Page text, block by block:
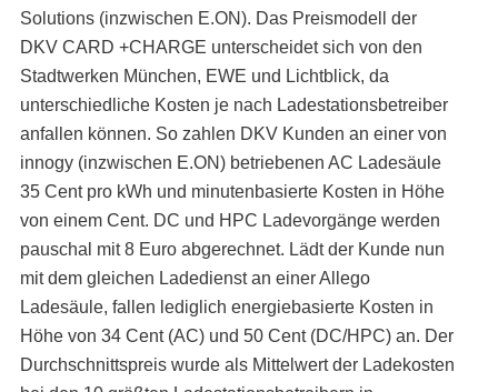
Solutions (inzwischen E.ON). Das Preismodell der
DKV CARD +CHARGE unterscheidet sich von den
Stadtwerken München, EWE und Lichtblick, da
unterschiedliche Kosten je nach Ladestationsbetreiber
anfallen können. So zahlen DKV Kunden an einer von
innogy (inzwischen E.ON) betriebenen AC Ladesäule
35 Cent pro kWh und minutenbasierte Kosten in Höhe
von einem Cent. DC und HPC Ladevorgänge werden
pauschal mit 8 Euro abgerechnet. Lädt der Kunde nun
mit dem gleichen Ladedienst an einer Allego
Ladesäule, fallen lediglich energiebasierte Kosten in
Höhe von 34 Cent (AC) und 50 Cent (DC/HPC) an. Der
Durchschnittspreis wurde als Mittelwert der Ladekosten